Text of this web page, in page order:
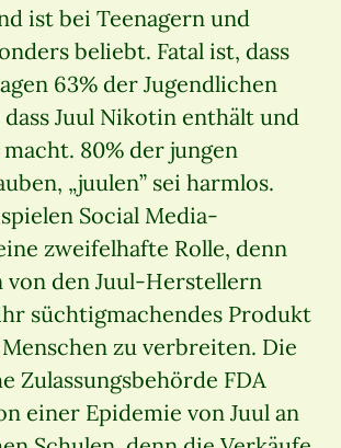
ist bei Teenagern und
beliebt. Fatal ist, dass
63% der Jugendlichen
Juul Nikotin enthält und
80% der jungen
„juulen” sei harmlos.
Social Media-
zweifelhafte Rolle, denn
von den Juul-Herstellern
süchtigmachendes Produkt
zu verbreiten. Die
Zulassungsbehörde FDA
einer Epidemie von Juul an